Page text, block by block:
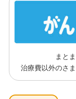
まと
治療費以外のさ